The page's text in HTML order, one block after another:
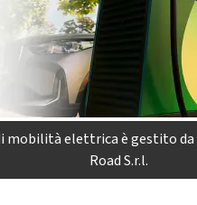
mobilità elettrica è gestito da
Road S.r.l.